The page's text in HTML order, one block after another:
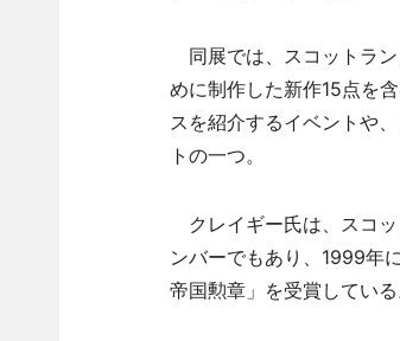
同展では、スコットラ
めに制作した新作15点を
スを紹介するイベントや
トの一つ。
クレイギー氏は、スコッ
ンバーでもあり、1999年
帝国勲章」を受賞している